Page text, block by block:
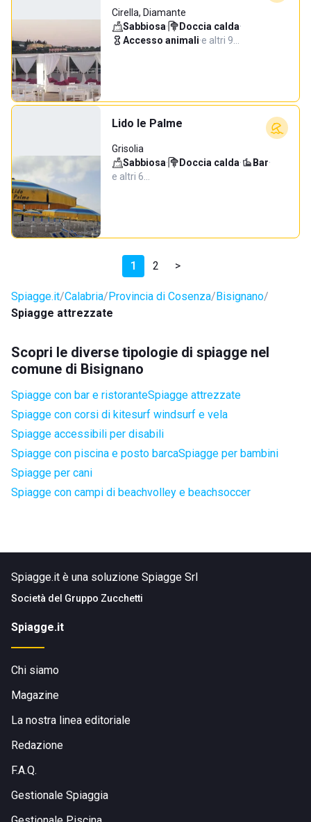
Cirella, Diamante
Sabbiosa· Doccia calda·
Accesso animali·e altri 9…
Lido le Palme
Grisolia
Sabbiosa· Doccia calda· Bar·
e altri 6…
1 2 >
Spiagge.it Calabria Provincia di Cosenza Bisignano
Spiagge attrezzate
Scopri le diverse tipologie di spiagge nel
comune di Bisignano
Spiagge con bar e ristoranteSpiagge attrezzate
Spiagge con corsi di kitesurf windsurf e vela
Spiagge accessibili per disabili
Spiagge con piscina e posto barcaSpiagge per bambini
Spiagge per cani
Spiagge con campi di beachvolley e beachsoccer
Spiagge.it è una soluzione Spiagge Srl
Società del Gruppo Zucchetti
Spiagge.it
Chi siamo
Magazine
La nostra linea editoriale
Redazione
F.A.Q.
Gestionale Spiaggia